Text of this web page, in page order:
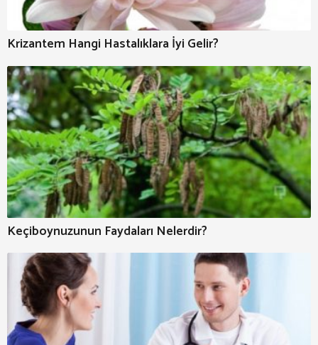
Krizantem Hangi Hastalıklara İyi Gelir?
Keçiboynuzunun Faydaları Nelerdir?